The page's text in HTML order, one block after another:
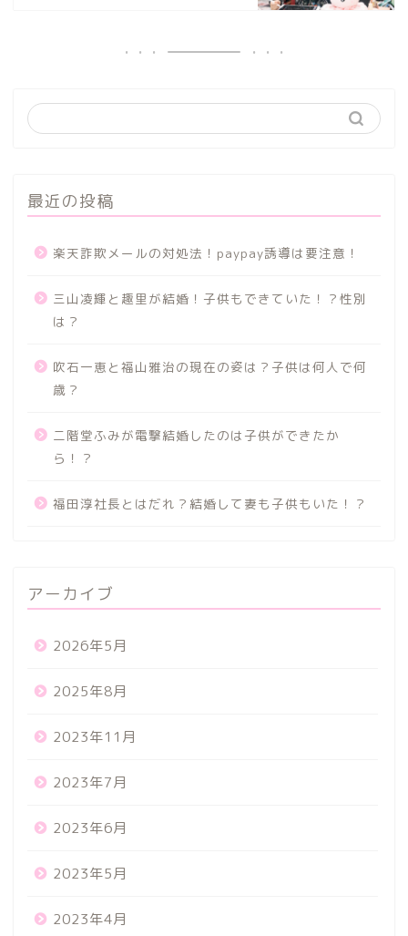
最近の投稿
楽天詐欺メールの対処法！paypay誘導は要注意！
三山凌輝と趣里が結婚！子供もできていた！？性別
は？
吹石一恵と福山雅治の現在の姿は？子供は何人で何
歳？
二階堂ふみが電撃結婚したのは子供ができたか
ら！？
福田淳社長とはだれ？結婚して妻も子供もいた！？
アーカイブ
2026年5月
2025年8月
2023年11月
2023年7月
2023年6月
2023年5月
2023年4月